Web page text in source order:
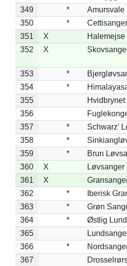
349
*
Amursvale
350
*
351
X
352
X
353 *
354
*
355
356
357
*
Schwarz'
358
*
359
*
Brun
360
X
361
X
362
*
Iberisk
363
*
Grøn
364
*
Østlig
365
366
*
367